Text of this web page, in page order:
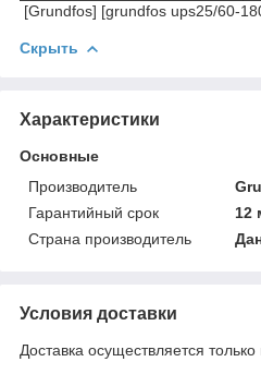
[Grundfos] [grundfos ups25/60-
Скрыть
Характеристики
Основные
Производитель
Гарантийный срок
12
Страна производитель
Условия доставки
Доставка осуществляется